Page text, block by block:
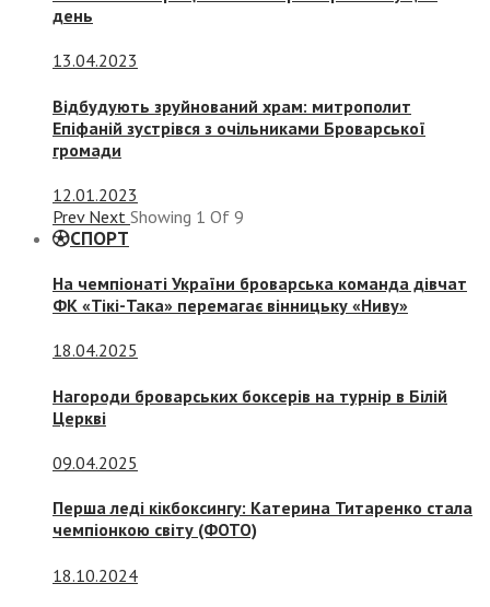
день
13.04.2023
Відбудують зруйнований храм: митрополит
Епіфаній зустрівся з очільниками Броварської
громади
12.01.2023
Prev Next Showing 1 Of 9
СПОРТ
На чемпіонаті України броварська команда дівчат
ФК «Тікі-Така» перемагає вінницьку «Ниву»
18.04.2025
Нагороди броварських боксерів на турнір в Білій
Церкві
09.04.2025
Перша леді кікбоксингу: Катерина Титаренко стала
чемпіонкою світу (ФОТО)
18.10.2024